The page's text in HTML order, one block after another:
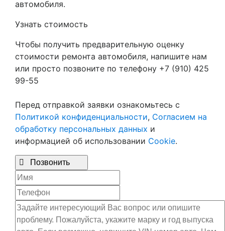
автомобиля.
Узнать стоимость
Чтобы получить предварительную оценку
стоимости ремонта автомобиля, напишите нам
или просто позвоните по телефону +7 (910) 425
99-55
Перед отправкой заявки ознакомьтесь с
Политикой конфиденциальности, Согласием на
обработку персональных данных и
информацией об использовании Cookie.
 Позвонить